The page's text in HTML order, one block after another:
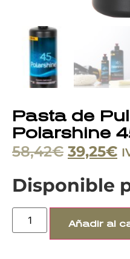
Pasta de
Polarshine
58,42€ 39,25€
Disponible
Añadir al